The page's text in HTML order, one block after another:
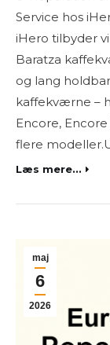
Service hos
iHero tilbyder
Baratza
og lang
kaffekværne –
Encore,
flere
Læs mere...
maj
6
2026